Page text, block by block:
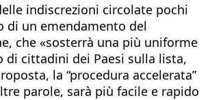
indiscrezioni circolate pochi
di un emendamento del
che «sosterrà una più uniforme
di cittadini dei Paesi sulla lista,
la “procedura accelerata”
parole, sarà più facile e rapido